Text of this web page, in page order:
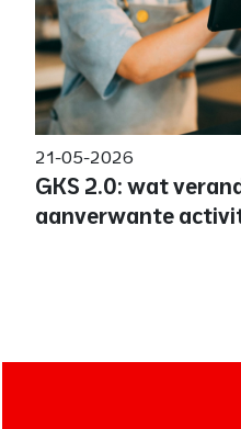
21-05-2026
GKS 2.0: wat
aanverwante